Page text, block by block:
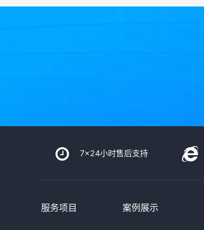
7x24小时售后支持
服务项目 案例展示